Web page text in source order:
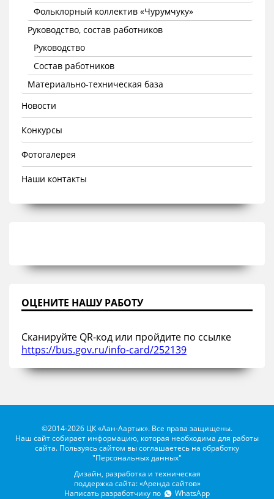
Фольклорный коллектив «Чурумчуку»
Руководство, состав работников
Руководство
Состав работников
Материально-техническая база
Новости
Конкурсы
Фотогалерея
Наши контакты
ОЦЕНИТЕ НАШУ РАБОТУ
Сканируйте QR-код или пройдите по ссылке
https://bus.gov.ru/info-card/252139
©2014-2026 ЦК «Аан-Аартык». Все права защищены.
Наш сайт собирает информацию, которая необходима для работы
сайта. Пользуясь сайтом вы соглашаетесь на обработку
"Персональных данных"
Дизайн, разработка и техническая
поддержка сайта: «Аренда сайтов»
Написать разработчику по
WhatsApp